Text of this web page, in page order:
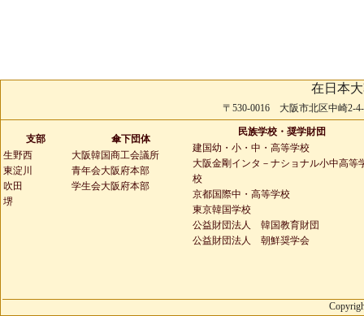
在日本
〒530-0016 大阪市北区中崎2-
支部
生野西
東淀川
吹田
堺
傘下団体
大阪韓国商工会議所
青年会大阪府本部
学生会大阪府本部
民族学校・奨学財団
建国幼・小・中・高等学校
大阪金剛インタ－ナショナル小中高等
校
京都国際中・高等学校
東京韓国学校
公益財団法人 韓国教育財団
公益財団法人 朝鮮奨学会